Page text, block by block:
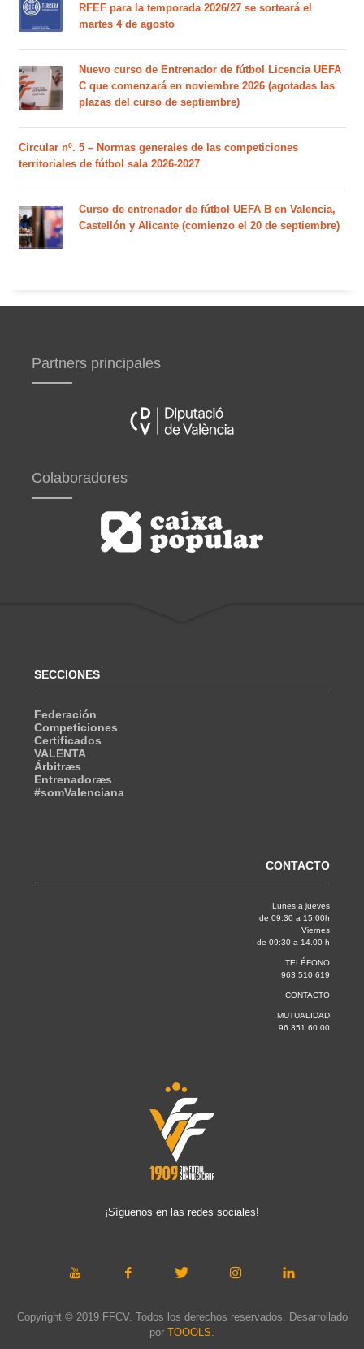
RFEF para la temporada 2026/27 se sorteará el
martes 4 de agosto
Nuevo curso de Entrenador de fútbol Licencia UEFA
C que comenzará en noviembre 2026 (agotadas las
plazas del curso de septiembre)
Circular nº. 5 – Normas generales de las competiciones
territoriales de fútbol sala 2026-2027
Curso de entrenador de fútbol UEFA B en Valencia,
Castellón y Alicante (comienzo el 20 de septiembre)
Partners principales
Colaboradores
SECCIONES
Federación
Competiciones
Certificados
VALENTA
Árbitræs
Entrenadoræs
#somValenciana
CONTACTO
Lunes a jueves
de 09:30 a 15.00h
Viernes
de 09:30 a 14.00 h
TELÉFONO
963 510 619
CONTACTO
MUTUALIDAD
96 351 60 00
¡Síguenos en las redes sociales!
Copyright © 2019 FFCV. Todos los derechos reservados. Desarrollado
por TOOOLS